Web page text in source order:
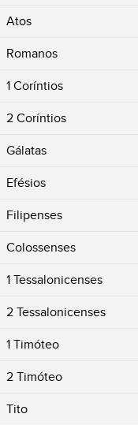
Atos
Romanos
1 Coríntios
2 Coríntios
Gálatas
Efésios
Filipenses
Colossenses
1 Tessalonicenses
2 Tessalonicenses
1 Timóteo
2 Timóteo
Tito